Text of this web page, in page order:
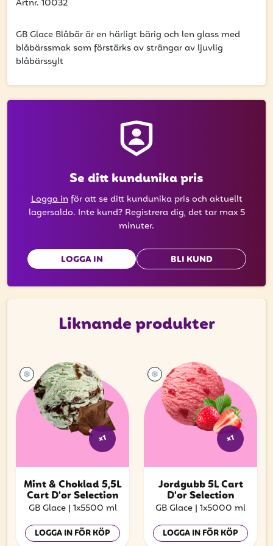
och erbjudanden.
E-postadress
Artnr. 10032
GB Glace Blåbär är en härligt bärig och len glass med
blåbärssmak som förstärks av strängar av ljuvlig
blåbärssylt
Se ditt kundunika pris
Logga inför att se ditt kundunika pris och aktuellt
lagersaldo. Inte kund? Registrera dig, det tar max 5
minuter.
LOGGA IN BLI KUND
Liknande produkter
x1
Mint & Choklad 5,5L
Cart D'or Selection
GB Glace | 1x5500 ml
LOGGA IN FÖR KÖP
x1
Jordgubb 5L Cart
D'or Selection
GB Glace | 1x5000 ml
LOGGA IN FÖR KÖP